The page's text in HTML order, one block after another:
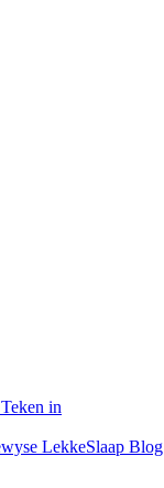
Teken in
LekkeSlaap Blog